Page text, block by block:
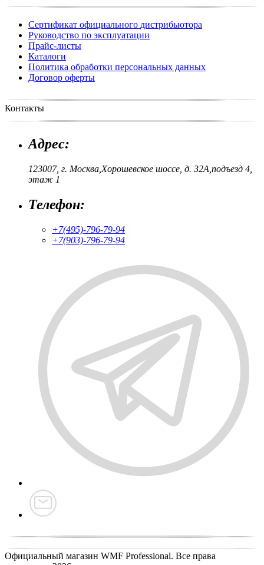
Сертификат официального дистрибьютора
Руководство по эксплуатации
Прайс-листы
Каталоги
Политика обработки персональных данных
Договор оферты
Контакты
Адрес:
123007, г. Москва, Хорошевское шоссе, д. 32А, подъезд 4,
этаж 1
Телефон:
+7(495)-796-79-94
+7(903)-796-79-94
Официальный магазин WMF Professional. Все права